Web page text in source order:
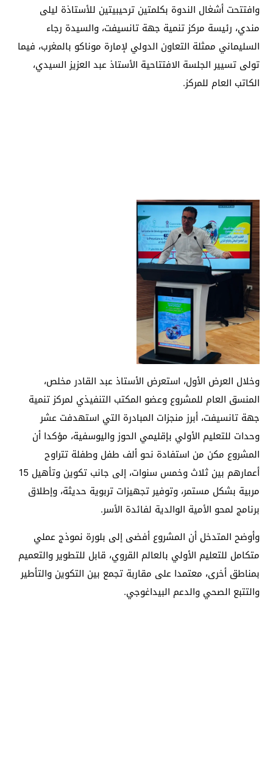
وافتتحت أشغال الندوة بكلمتين ترحيبيتين للأستاذة ليلى
مندي، رئيسة مركز تنمية جهة تانسيفت، والسيدة رجاء
السليماني ممثلة التعاون الدولي لإمارة موناكو بالمغرب، فيما
تولى تسيير الجلسة الافتتاحية الأستاذ عبد العزيز السيدي،
الكاتب العام للمركز.
وخلال العرض الأول، استعرض الأستاذ عبد القادر مخلص،
المنسق العام للمشروع وعضو المكتب التنفيذي لمركز تنمية
جهة تانسيفت، أبرز منجزات المبادرة التي استهدفت عشر
وحدات للتعليم الأولي بإقليمي الحوز واليوسفية، مؤكدا أن
المشروع مكن من استفادة نحو ألف طفل وطفلة تتراوح
أعمارهم بين ثلاث وخمس سنوات، إلى جانب تكوين وتأهيل 15
مربية بشكل مستمر، وتوفير تجهيزات تربوية حديثة، وإطلاق
برنامج لمحو الأمية الوالدية لفائدة الأسر.
وأوضح المتدخل أن المشروع أفضى إلى بلورة نموذج عملي
متكامل للتعليم الأولي بالعالم القروي، قابل للتطوير والتعميم
بمناطق أخرى، معتمدا على مقاربة تجمع بين التكوين والتأطير
والتتبع الصحي والدعم البيداغوجي.